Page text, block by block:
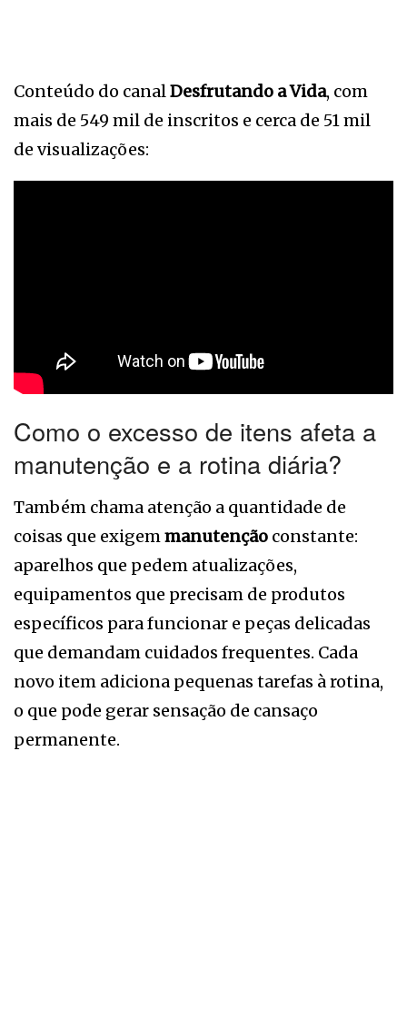
Conteúdo do canalDesfrutando a Vida, com
mais de 549 mil de inscritos e cerca de 51 mil
de visualizações:
Como o excesso de itens afeta a
manutenção e a rotina diária?
Também chama atenção a quantidade de
coisas que exigemmanutenção constante:
aparelhos que pedem atualizações,
equipamentos que precisam de produtos
específicos para funcionar e peças delicadas
que demandam cuidados frequentes. Cada
novo item adiciona pequenas tarefas à rotina,
o que pode gerar sensação de cansaço
permanente.